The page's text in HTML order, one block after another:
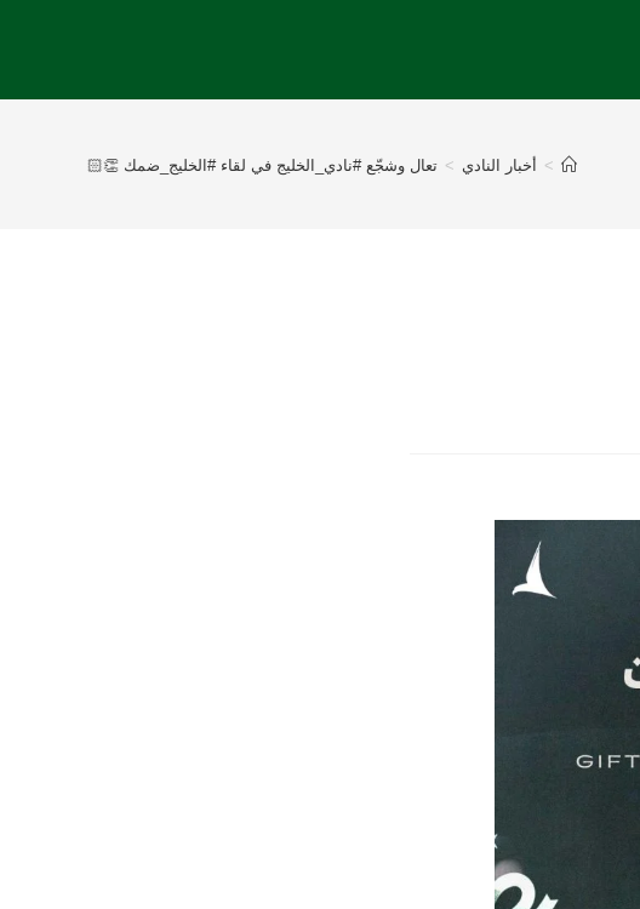
> أخبار النادي > تعال وشجّع ⁧‫#نادي_الخليج‬⁩ في لقاء ⁧‫#الخليج_ضمك‬⁩ 👏🏻